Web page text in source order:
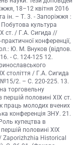
18–12 квітня 2016
ін. – Т. 3. - Запоріжжя :
культура
ст. / Г.А. Сигида //
конференції,
Ю. М. Внуков (відпов.
- С. 124-125 12.
століття / Г.А. Сигида
№15/2. – С. 220-225. 13.
торговельну
першій половині ХІХ ст.
праць молодих вчених
конференція ЗНУ. 21.
купецтва в
половині ХІХ
Zaporizhzhia Historical